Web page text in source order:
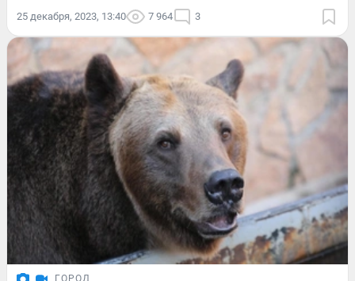
25 декабря, 2023, 13:40 7 964 3
ГОРОД